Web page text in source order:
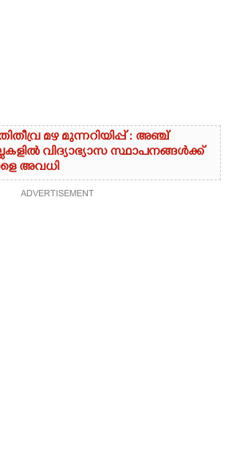
മഴ മുന്നറിയിപ്പ് : അഞ്ച്
വിദ്യാഭ്യാസ സ്ഥാപനങ്ങൾക്ക്
അവധി
ADVERTISEMENT